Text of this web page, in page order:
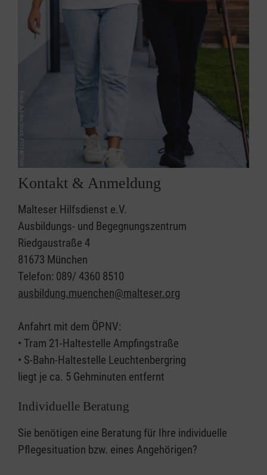
Kontakt & Anmeldung
Malteser Hilfsdienst e.V.
Ausbildungs- und Begegnungszentrum
Riedgaustraße 4
81673 München
Telefon: 089/ 4360 8510
ausbildung.muenchen@malteser.org
Anfahrt mit dem ÖPNV:
• Tram 21-Haltestelle Ampfingstraße
• S-Bahn-Haltestelle Leuchtenbergring
liegt je ca. 5 Gehminuten entfernt
Individuelle Beratung
Sie benötigen eine Beratung für Ihre individuelle
Pflegesituation bzw. eines Angehörigen?